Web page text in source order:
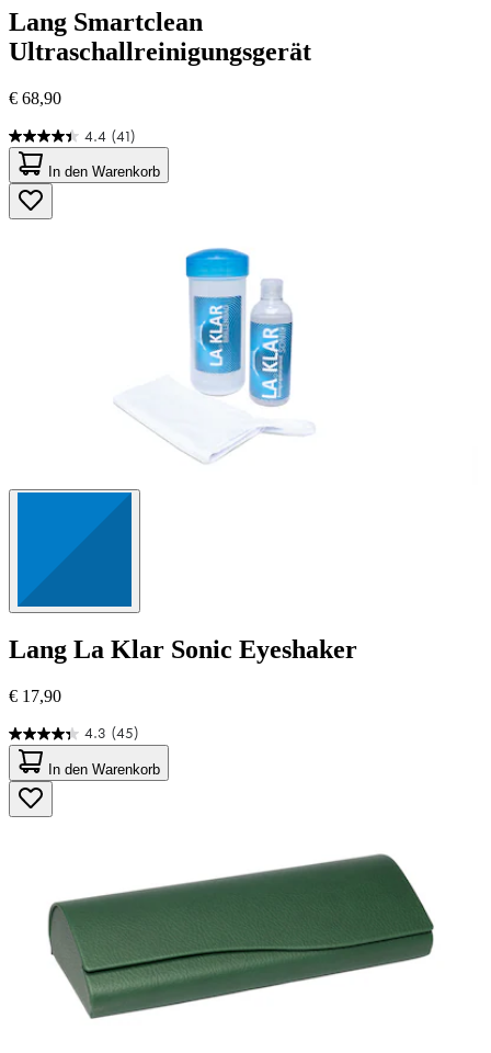
Lang Smartclean
Ultraschallreinigungsgerät
€ 68,90
4.4 (41)
4.4
von
5
Sternen.
41
In den Warenkorb
Lang La Klar Sonic Eyeshaker
€ 17,90
4.3 (45)
4.3
von
5
Sternen.
45
In den Warenkorb